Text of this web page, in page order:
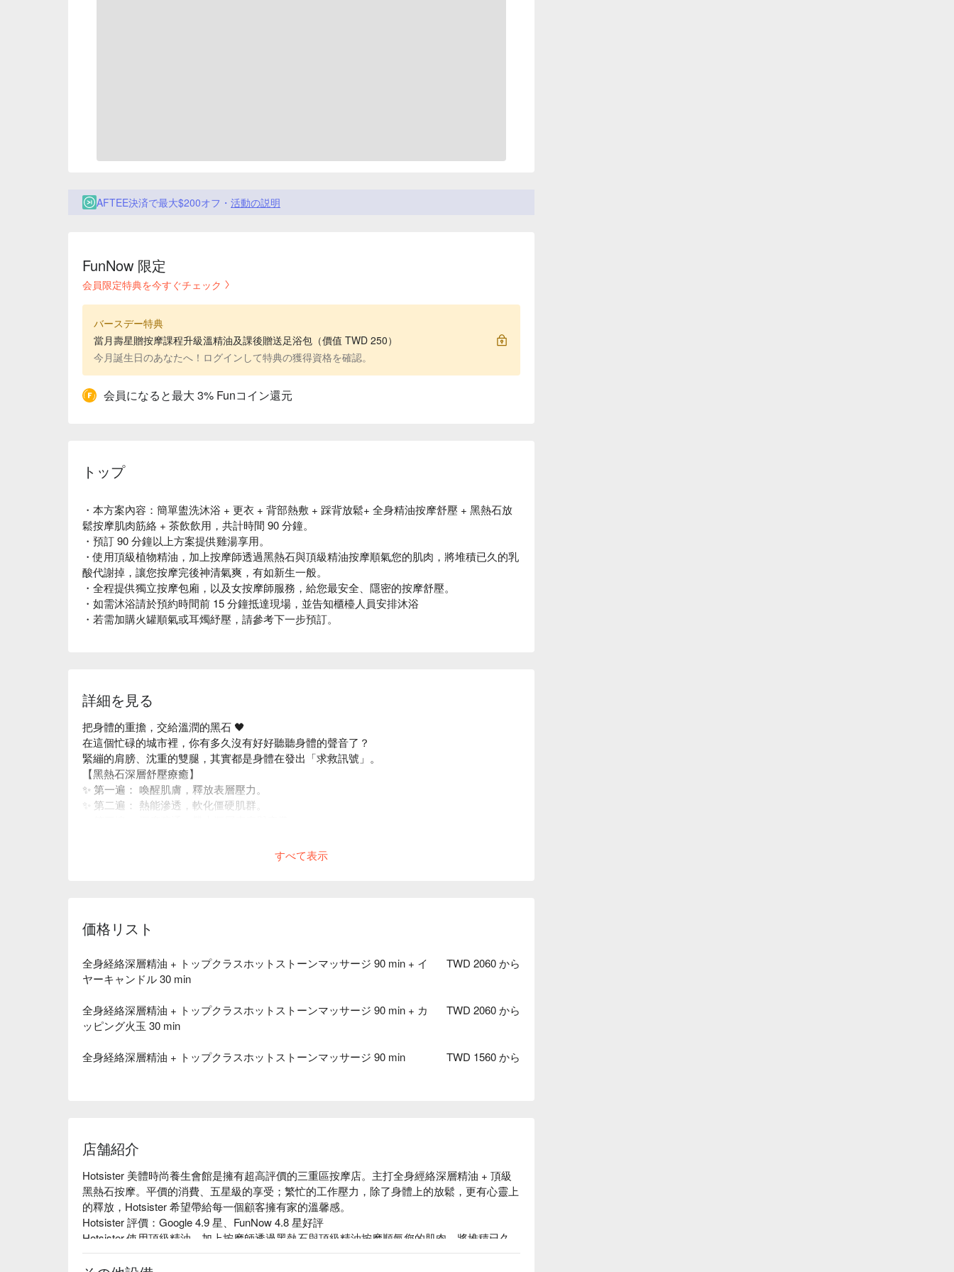
AFTEE決済で最大$200オフ・ 活動の説明
FunNow 限定
会員限定特典を今すぐチェック
バースデー特典
當月壽星贈按摩課程升級溫精油及課後贈送足浴包（價值 TWD 250）
今月誕生日のあなたへ！ログインして特典の獲得資格を確認。
会員になると最大 3% Funコイン還元
トップ
・本方案內容：簡單盥洗沐浴 + 更衣 + 背部熱敷 + 踩背放鬆+ 全身精油按摩舒壓 + 黑熱石放
鬆按摩肌肉筋絡 + 茶飲飲用，共計時間 90 分鐘。
・預訂 90 分鐘以上方案提供雞湯享用。
・使用頂級植物精油，加上按摩師透過黑熱石與頂級精油按摩順氣您的肌肉，將堆積已久的乳
酸代謝掉，讓您按摩完後神清氣爽，有如新生一般。
・全程提供獨立按摩包廂，以及女按摩師服務，給您最安全、隱密的按摩舒壓。
・如需沐浴請於預約時間前 15 分鐘抵達現場，並告知櫃檯人員安排沐浴
・若需加購火罐順氣或耳燭紓壓，請參考下一步預訂。
詳細を見る
把身體的重擔，交給溫潤的黑石 🖤
在這個忙碌的城市裡，你有多久沒有好好聽聽身體的聲音了？
緊繃的肩膀、沈重的雙腿，其實都是身體在發出「求救訊號」。
【黑熱石深層舒壓療癒】
✨ 第一遍： 喚醒肌膚，釋放表層壓力。
✨ 第二遍： 熱能滲透，軟化僵硬肌群。
すべて表示
価格リスト
全身経絡深層精油 + トップクラスホットストーンマッサージ 90 min + イ
ヤーキャンドル 30 min
TWD 2060 から
全身経絡深層精油 + トップクラスホットストーンマッサージ 90 min + カ
ッピング火玉 30 min
TWD 2060 から
全身経絡深層精油 + トップクラスホットストーンマッサージ 90 min TWD 1560 から
店舗紹介
Hotsister 美體時尚養生會館是擁有超高評價的三重區按摩店。主打全身經絡深層精油 + 頂級
黑熱石按摩。平價的消費、五星級的享受；繁忙的工作壓力，除了身體上的放鬆，更有心靈上
的釋放，Hotsister 希望帶給每一個顧客擁有家的溫馨感。
Hotsister 評價：Google 4.9 星、FunNow 4.8 星好評
Hotsister 使用頂級精油，加上按摩師透過黑熱石與頂級精油按摩順氣您的肌肉，將堆積已久
的乳酸代謝掉，讓您按摩完後神清氣爽，有如新生一般；且店內清一色為擁有專業技術的女按
摩師，尤其提供了不常見的踩背服務，是 Hotsister 最為人喜愛的技術之一。